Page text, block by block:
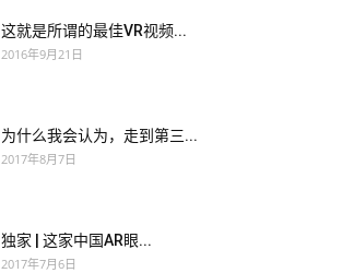
这就是所谓的最佳VR视频...
2016年9月21日
为什么我会认为，走到第三...
2017年8月7日
独家 | 这家中国AR眼...
2017年7月6日